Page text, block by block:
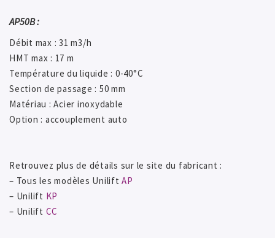
AP50B :
Débit max : 31 m3/h
HMT max : 17 m
Température du liquide : 0-40°C
Section de passage : 50 mm
Matériau : Acier inoxydable
Option : accouplement auto
Retrouvez plus de détails sur le site du fabricant :
– Tous les modèles UniliftAP
– Unilift KP
– Unilift CC